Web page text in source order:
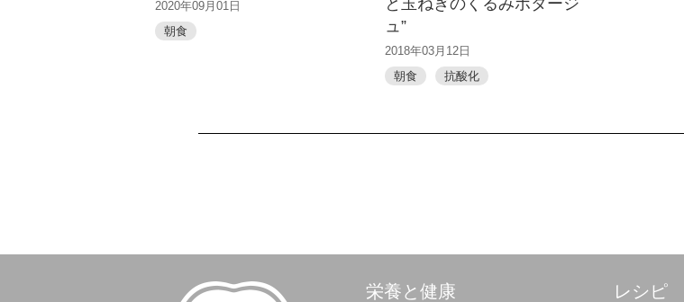
2020年09月01日
朝食
ュ”
2018年03月12日
朝食
抗酸化
栄養と健康 レシピ